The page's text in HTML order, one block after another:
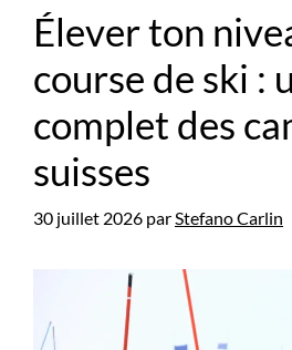
Élever ton
course de ski :
complet des
suisses
30 juillet 2026 parStefano Carlin